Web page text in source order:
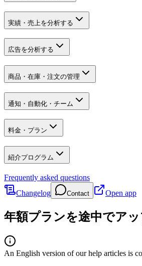
実績・売上を分析する
広告を分析する
商品・在庫・注文の管理
通知・自動化・チーム
料金・プラン
紹介プログラム
Frequently asked questions
Changelog
Contact Open app
年額プランを途中でア
An English version of our help articles is